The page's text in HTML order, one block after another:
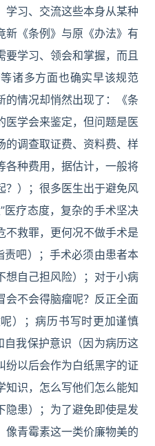
学习、交流这些本身从某种
新《条例》与原《办法》有
要学习、领会和掌握，而且
诸多方面也确实早该规范
的情况却悄然出现了：《条
医学会来鉴定，但问题是医
的调查取证费、资料费、样
各种费用，据估计，一般将
？）；很多医生出于避免风
医疗态度，复杂的手术坚决
不救罪，更何况不做手术是
责吧）；手术必须由患者本
想自己担风险）；对于小病
会不会得脑瘤呢？反正全面
）；病历书写时更加谨慎
自我保护意识（因为病历这
纷以后会作为白纸黑字的证
知识，怎么写他们怎么能知
隐患）；为了避免即使是发
像青霉素这一类价廉物美的